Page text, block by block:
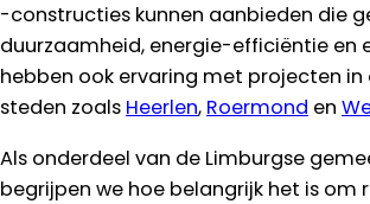
-constructies kunnen aanbieden die
duurzaamheid, energie-efficiëntie en
hebben ook ervaring met projecten
steden zoals Heerlen, Roermond en
Als onderdeel van de Limburgse
begrijpen we hoe belangrijk het is om